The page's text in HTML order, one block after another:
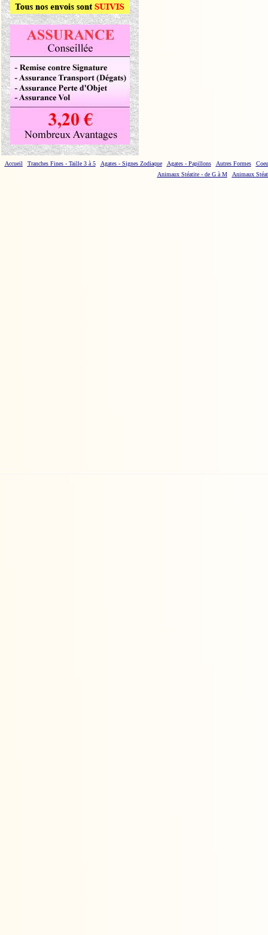
Accueil Tranches Fines - Taille 3 à 5 Agates - Signes Zodiaque Agates - Papillons Autres Formes
Animaux Stéatite - de G à M
Animaux